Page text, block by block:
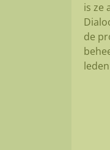
is ze
de